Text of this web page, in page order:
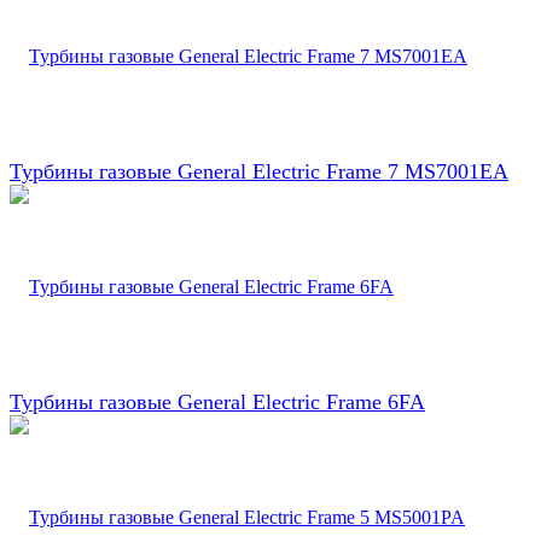
Турбины газовые General Electric Frame 7 MS7001EA
Турбины газовые General Electric Frame 6FA